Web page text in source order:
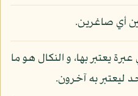
أي صاغرين.
يعتبر بها، و النكال هو ما
ليعتبر به آخرون.